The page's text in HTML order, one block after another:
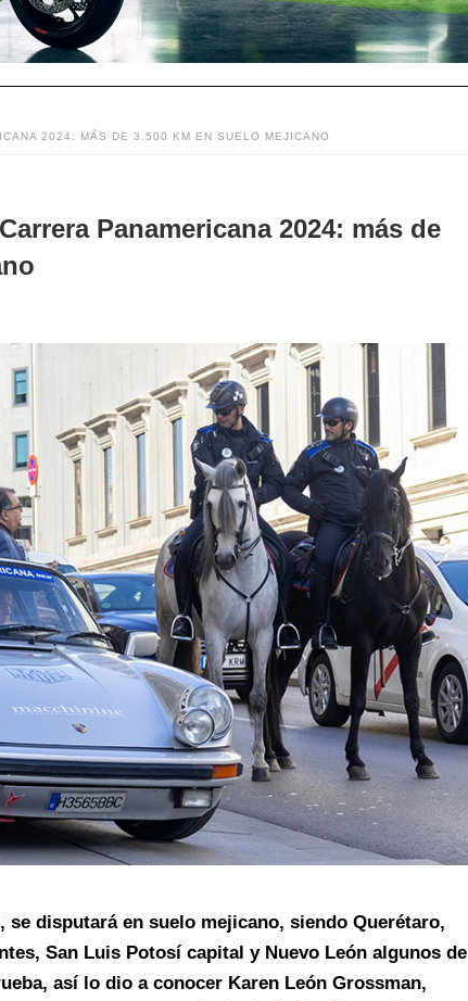
2024: MÁS DE 3.500 KM EN SUELO MEJICANO
Panamericana 2024: más de
se disputará en suelo mejicano, siendo Querétaro,
San Luis Potosí capital y Nuevo León algunos de
así lo dio a conocer Karen León Grossman,